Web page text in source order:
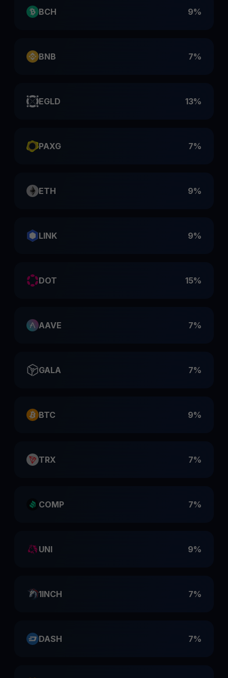
BCH 9%
BNB 7%
EGLD 13%
PAXG 7%
ETH 9%
LINK 9%
DOT 15%
AAVE 7%
GALA 7%
BTC 9%
TRX 7%
COMP 7%
UNI 9%
1INCH 7%
DASH 7%